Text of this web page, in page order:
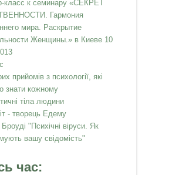
класс к семинару «СЕКРЕТ
Гармония
мира. Раскрытие
Женщины.» в Киеве 10
прийомів з психології, які
знати кожному
тіла людини
- творець Едему
Броуді "Психічні віруси. Як
вашу свідомість"
час: